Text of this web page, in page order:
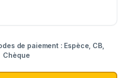
de paiement : Espèce, CB,
Chèque